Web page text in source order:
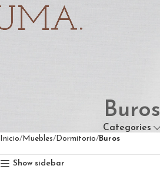
Buros
Categories
Inicio Muebles Dormitorio Buros
Show sidebar